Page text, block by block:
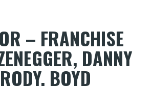
– FRANCHISE
DANNY
BOYD